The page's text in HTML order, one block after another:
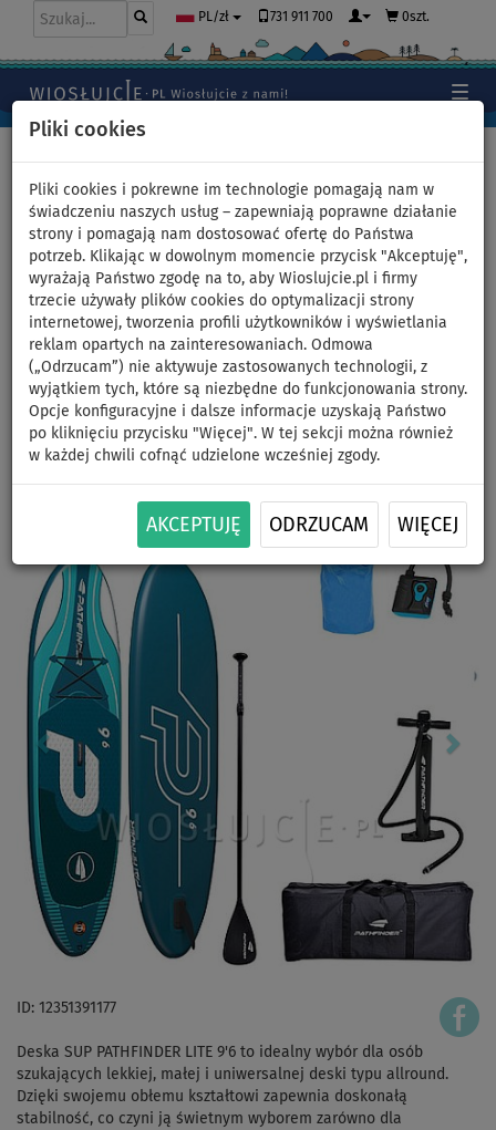
Pliki cookies
Pliki cookies i pokrewne im technologie pomagają nam w
świadczeniu naszych usług – zapewniają poprawne działanie
strony i pomagają nam dostosować ofertę do Państwa
potrzeb. Klikając w dowolnym momencie przycisk "Akceptuję",
wyrażają Państwo zgodę na to, aby Wioslujcie.pl i firmy
trzecie używały plików cookies do optymalizacji strony
internetowej, tworzenia profili użytkowników i wyświetlania
reklam opartych na zainteresowaniach. Odmowa
(„Odrzucam”) nie aktywuje zastosowanych technologii, z
wyjątkiem tych, które są niezbędne do funkcjonowania strony.
Opcje konfiguracyjne i dalsze informacje uzyskają Państwo
po kliknięciu przycisku "Więcej". W tej sekcji można również
w każdej chwili cofnąć udzielone wcześniej zgody.
AKCEPTUJĘ ODRZUCAM WIĘCEJ
PL/zł 731 911 700 0szt.
Deska SUP PATHFINDER LITE
9'6 - pompowany
paddleboard - wariant:
zestaw startowy
DO
-14 %
WIOSŁO W
ZESTAWIE
DO
120 kg
OPCJA
SIEDZISKA
DARMOWA
DOSTAWA
Next
ID: 12351391177
Deska SUP PATHFINDER LITE 9'6 to idealny wybór dla osób
szukających lekkiej, małej i uniwersalnej deski typu allround.
Dzięki swojemu obłemu kształtowi zapewnia doskonałą
stabilność, co czyni ją świetnym wyborem zarówno dla